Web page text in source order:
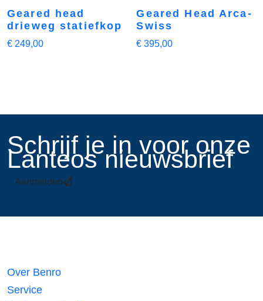
Geared head
drieweg statiefkop
€ 249,00
Geared Head Arca-
Swiss
€ 395,00
​Schrijf je in voor onze
Lanteos nieuwsbrief
Aanmelden
Over Benro
Service